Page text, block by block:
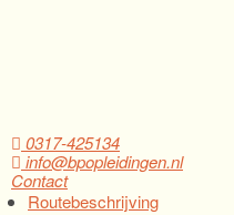
0317-425134
info@bpopleidingen.nl
Contact
Routebeschrijving